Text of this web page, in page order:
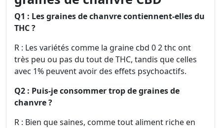
Q1 : Les graines de chanvre contiennent-elles du
THC ?
R : Les variétés comme la graine cbd 0 2 thc ont
très peu ou pas du tout de THC, tandis que celles
avec 1% peuvent avoir des effets psychoactifs.
Q2 : Puis-je consommer trop de graines de
chanvre ?
R : Bien que saines, comme tout aliment riche en